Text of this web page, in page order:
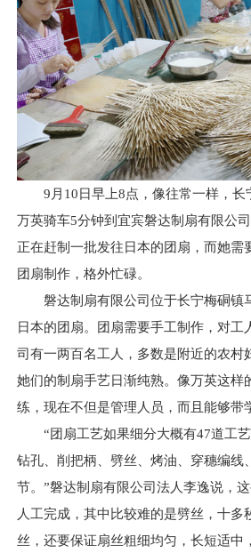
9月10日早上8点，像往常一样，长
万英骑车5分钟到宜宾磐达制扇有限公
正在赶制一批发往日本的团扇，而她需
团扇制作，格外忙碌。
磐达制扇有限公司位于长宁梅硐镇
日本的团扇。团扇需要手工制作，对工
司有一两百名工人，多数是附近的农村
她们的制扇手艺日渐纯熟。像万英这样
练，现在不但是管理人员，而且能够带
“团扇工艺如果细分大概有47道工艺
钻孔、削把柄、劈丝、烤油、穿穗编线
节。”磐达制扇有限公司法人李逸说，
人工完成，其中比较难的是劈丝，十多
丝，还要保证扇丝粗细均匀，长短适中